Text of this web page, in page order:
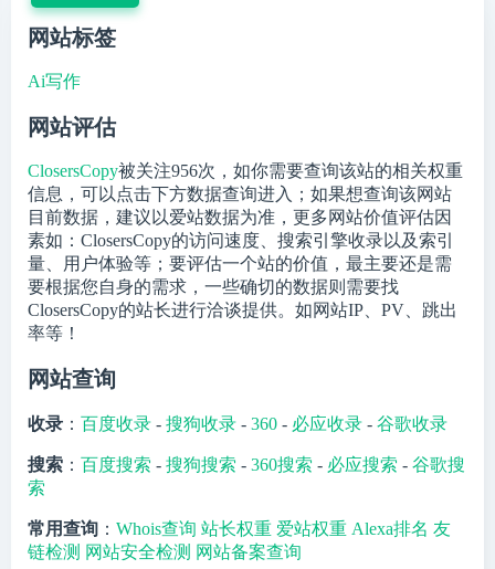
网站标签
Ai写作
网站评估
ClosersCopy被关注956次，如你需要查询该站的相关权重
信息，可以点击下方数据查询进入；如果想查询该网站
目前数据，建议以爱站数据为准，更多网站价值评估因
素如：ClosersCopy的访问速度、搜索引擎收录以及索引
量、用户体验等；要评估一个站的价值，最主要还是需
要根据您自身的需求，一些确切的数据则需要找
ClosersCopy的站长进行洽谈提供。如网站IP、PV、跳出
率等！
网站查询
收录 ： 百度收录 - 搜狗收录 - 360 - 必应收录 - 谷歌收录
搜索 ： 百度搜索 - 搜狗搜索 - 360搜索 - 必应搜索 - 谷歌搜
索
常用查询 ： Whois查询 站长权重 爱站权重 Alexa排名 友
链检测 网站安全检测 网站备案查询